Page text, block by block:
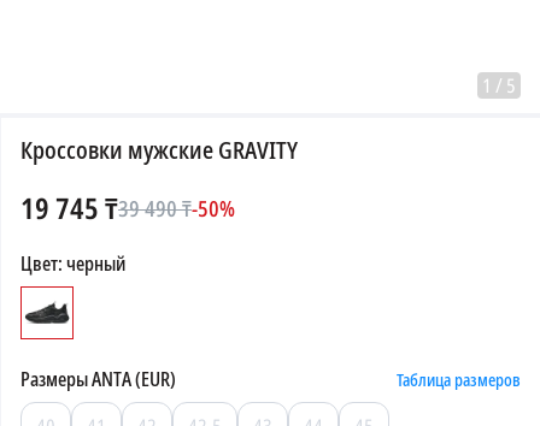
1 / 5
Кроссовки мужские GRAVITY
19 745₸39 490₸-50%
Цвет:черный
РазмерыANTA (EUR) Таблица размеров